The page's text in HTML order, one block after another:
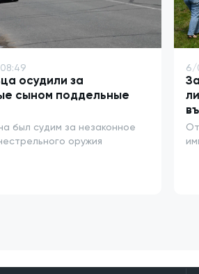
осудили за
сыном поддельные
был судим за незаконное
оружия
6/